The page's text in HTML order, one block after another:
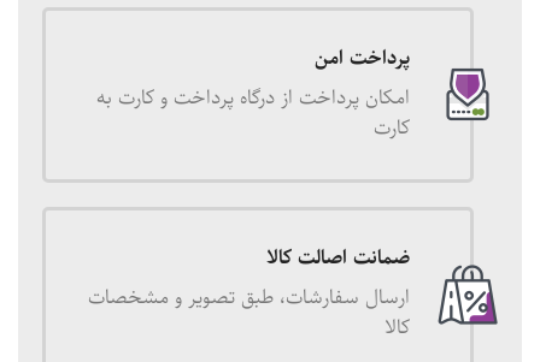
پرداخت امن
امکان پرداخت از درگاه پرداخت و کارت به
کارت
ضمانت اصالت کالا
ارسال سفارشات، طبق تصویر و مشخصات
کالا